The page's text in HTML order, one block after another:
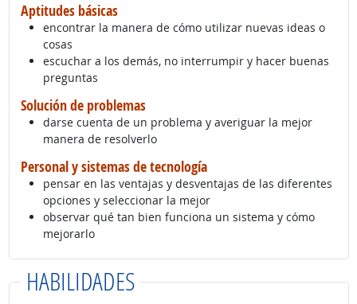
Aptitudes básicas
encontrar la manera de cómo utilizar nuevas ideas o
cosas
escuchar a los demás, no interrumpir y hacer buenas
preguntas
Solución de problemas
darse cuenta de un problema y averiguar la mejor
manera de resolverlo
Personal y sistemas de tecnología
pensar en las ventajas y desventajas de las diferentes
opciones y seleccionar la mejor
observar qué tan bien funciona un sistema y cómo
mejorarlo
HABILIDADES